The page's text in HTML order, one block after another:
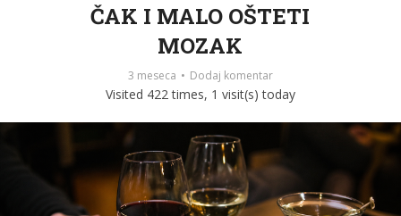
ČAK I MALO OŠTETI
MOZAK
3 meseca Dodaj komentar
Visited 422 times, 1 visit(s) today